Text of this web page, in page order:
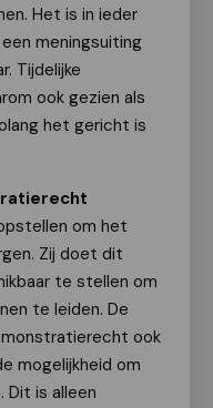
Het is in ieder
meningsuiting
Tijdelijke
ook gezien als
het gericht is
om het
Zij doet dit
te stellen om
te leiden. De
ook
mogelijkheid om
Dit is alleen